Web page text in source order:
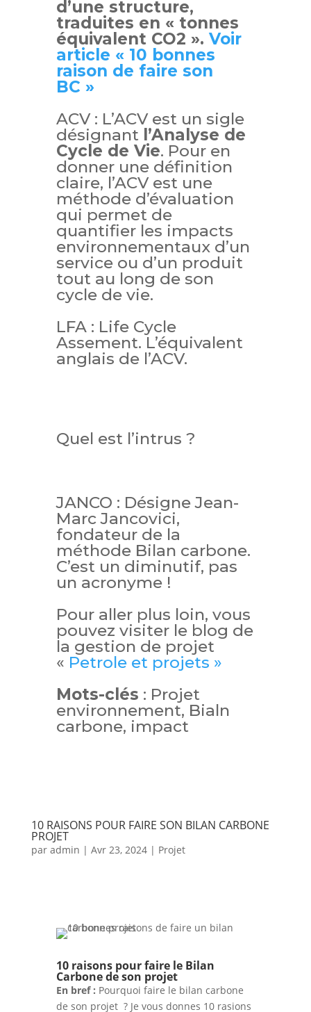
d’une structure,
traduites en « tonnes
équivalent CO2 ». Voir
article « 10 bonnes
raison de faire son
BC »
ACV : L’ACV est un sigle
désignant l’Analyse de
Cycle de Vie. Pour en
donner une définition
claire, l’ACV est une
méthode d’évaluation
qui permet de
quantifier les impacts
environnementaux d’un
service ou d’un produit
tout au long de son
cycle de vie.
LFA : Life Cycle
Assement. L’équivalent
anglais de l’ACV.
Quel est l’intrus ?
JANCO : Désigne Jean-
Marc Jancovici,
fondateur de la
méthode Bilan carbone.
C’est un diminutif, pas
un acronyme !
Pour aller plus loin, vous
pouvez visiter le blog de
la gestion de projet
« Petrole et projets »
Mots-clés : Projet
environnement, Bialn
carbone, impact
10 RAISONS POUR FAIRE SON BILAN CARBONE
PROJET
par admin | Avr 23, 2024| Projet
10 raisons pour faire le Bilan
Carbone de son projet
En bref : Pourquoi faire le bilan carbone
de son projet ? Je vous donnes 10 rasions